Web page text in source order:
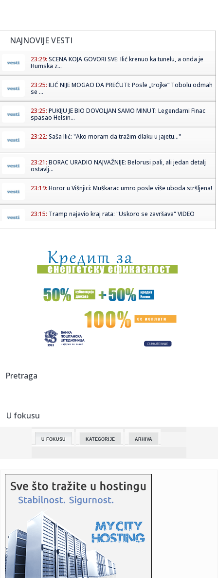
NAJNOVIJE VESTI
23:29: SCENA KOJA GOVORI SVE: Ilić krenuo ka tunelu, a onda je
Humska z...
23:25: ILIĆ NIJE MOGAO DA PREĆUTI: Posle „trojke“ Tobolu odmah
se ...
23:25: PUKIJU JE BIO DOVOLJAN SAMO MINUT: Legendarni Finac
spasao Helsin...
23:22: Saša Ilić: "Ako moram da tražim dlaku u jajetu..."
23:21: BORAC URADIO NAJVAŽNIJE: Belorusi pali, ali jedan detalj
ostavlj...
23:19: Horor u Višnjici: Muškarac umro posle više uboda stršljena!
23:15: Tramp najavio kraj rata: "Uskoro se završava" VIDEO
23:13:PARTIZAN RAZBIO TOBOL I OTVORIO VRATA PLEJ-OFA:
Humskom odjekival...
23:12:Dunav testira energetsku stabilnost regiona
Saša Ilić se obraća posle meča sa Tobolom
23:02:Minimalac dominantne Rijeke, šok za Škendiju na Ostrvu
22:58:
22:56:
Kalibaf poručio Trampu: "Vaša teatralna diplomatija je
22:51:Najavljen električni Ford Fathom
22:50:Nizak nivo Dunava otkrio most rimskog cara Konstantina!
Priroda p...
22:49:Štab za vanredne situacije: U većem delu Srbije nema
restrikcij...
22:46:Nazire se katastrofa; Kijev kriv za sve? FOTO/VIDEO
Pretraga
U fokusu
U FOKUSU KATEGORIJE ARHIVA